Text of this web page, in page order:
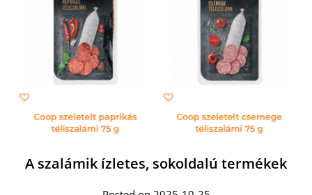
A szalámik ízletes, sokoldalú termékek